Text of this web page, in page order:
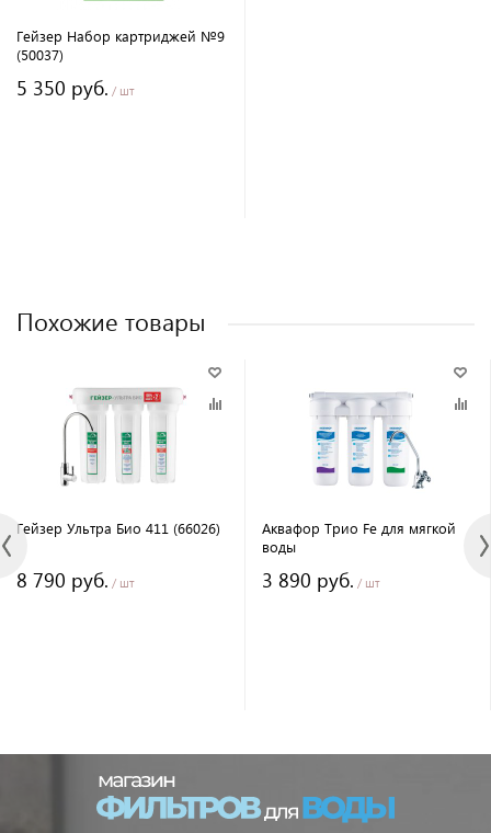
Гейзер Набор картриджей №9
(50037)
5 350 руб. / шт
Похожие товары
Гейзер Ультра Био 411 (66026)
8 790 руб. / шт
Аквафор Трио Fe для мягкой
воды
3 890 руб. / шт